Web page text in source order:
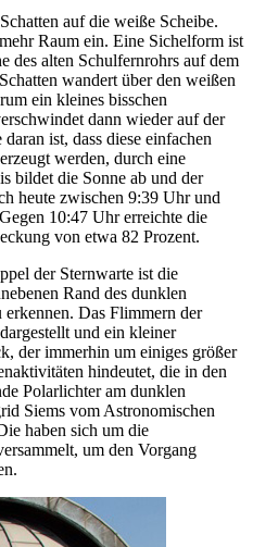
auf die weiße Scheibe.
Raum ein. Eine Sichelform ist
des alten Schulfernrohrs auf dem
wandert über den weißen
ein kleines bisschen
dann wieder auf der
ist, dass diese einfachen
werden, durch eine
bildet die Sonne ab und der
heute zwischen 9:39 Uhr und
10:47 Uhr erreichte die
von etwa 82 Prozent.
der Sternwarte ist die
Rand des dunklen
erkennen. Das Flimmern der
und ein kleiner
der immerhin um einiges größer
hindeutet, die in den
Polarlichter am dunklen
Siems vom Astronomischen
haben sich um die
um den Vorgang